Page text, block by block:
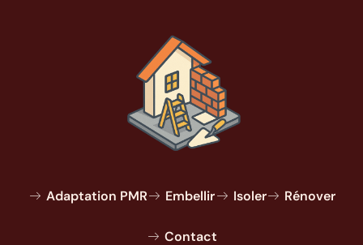
Adaptation PMR Embellir Isoler Rénover
Contact